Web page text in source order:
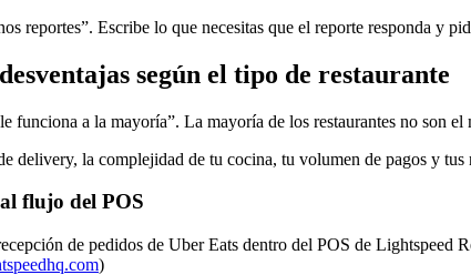
reportes”. Escribe lo que necesitas que el reporte responda y
según el tipo de restaurante
funciona a la mayoría”. La mayoría de los restaurantes no son el
delivery, la complejidad de tu cocina, tu volumen de pagos y tus
flujo del POS
de pedidos de Uber Eats dentro del POS de Lightspeed
)